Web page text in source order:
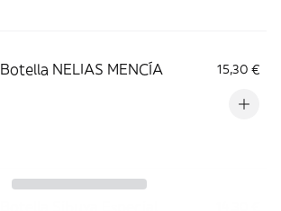
Botella NELIAS MENCÍA 15,30 €